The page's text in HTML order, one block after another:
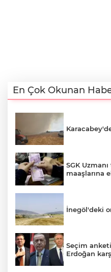
En Çok Okunan
SGK
maaşlarına
İnegöl'deki
Seçim
Erdoğan